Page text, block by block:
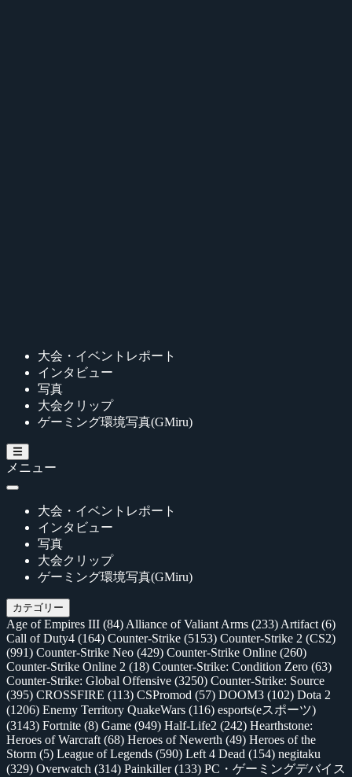
大会・イベントレポート
インタビュー
写真
大会クリップ
ゲーミング環境写真(GMiru)
メニュー
大会・イベントレポート
インタビュー
写真
大会クリップ
ゲーミング環境写真(GMiru)
カテゴリー
Age of Empires III (84) Alliance of Valiant Arms (233) Artifact (6)
Call of Duty4 (164) Counter-Strike (5153) Counter-Strike 2 (CS2)
(991) Counter-Strike Neo (429) Counter-Strike Online (260)
Counter-Strike Online 2 (18) Counter-Strike: Condition Zero (63)
Counter-Strike: Global Offensive (3250) Counter-Strike: Source
(395) CROSSFIRE (113) CSPromod (57) DOOM3 (102) Dota 2
(1206) Enemy Territory QuakeWars (116) esports(eスポーツ)
(3143) Fortnite (8) Game (949) Half-Life2 (242) Hearthstone:
Heroes of Warcraft (68) Heroes of Newerth (49) Heroes of the
Storm (5) League of Legends (590) Left 4 Dead (154) negitaku
(329) Overwatch (314) Painkiller(133) PC・ゲーミングデバイス